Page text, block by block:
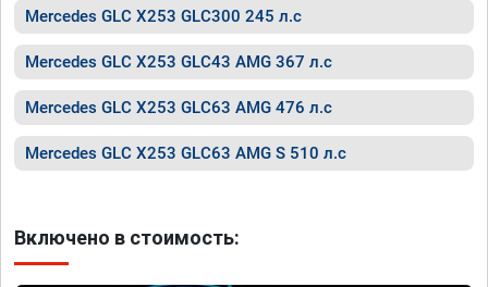
Mercedes GLC X253 GLC300 245 л.с
Mercedes GLC X253 GLC43 AMG 367 л.с
Mercedes GLC X253 GLC63 AMG 476 л.с
Mercedes GLC X253 GLC63 AMG S 510 л.с
Включено в стоимость: